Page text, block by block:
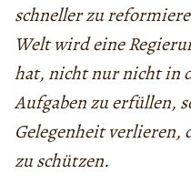
schneller zu
Welt wird eine
hat, nicht nur nicht in
Aufgaben zu erfüllen,
Gelegenheit verlieren,
zu schützen.